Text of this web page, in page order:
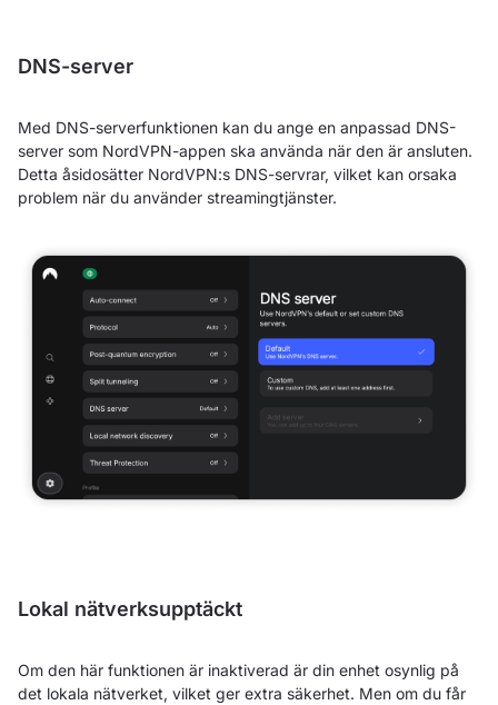
DNS-server
Med DNS-serverfunktionen kan du ange en anpassad DNS-
server som NordVPN-appen ska använda när den är ansluten.
Detta åsidosätter NordVPN:s DNS-servrar, vilket kan orsaka
problem när du använder streamingtjänster.
Lokal nätverksupptäckt
Om den här funktionen är inaktiverad är din enhet osynlig på
det lokala nätverket, vilket ger extra säkerhet. Men om du får